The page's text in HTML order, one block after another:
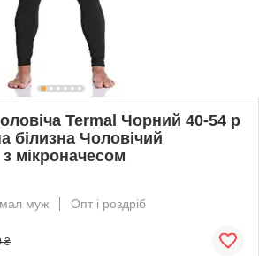
Termal Чорний 40-54 р
білизна Чоловічий
мікроначесом
муж
Опт і роздріб
₴